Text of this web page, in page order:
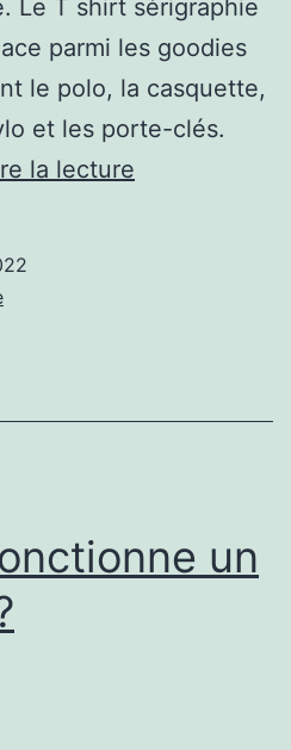
Le T shirt sérigraphie
parmi les goodies
le polo, la casquette,
et les porte-clés.
la lecture
un